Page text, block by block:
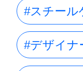
#スチール
#デザイナ